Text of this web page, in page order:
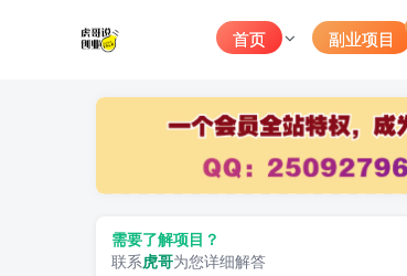
首页 副业项目
需要了解项目？
联系虎哥为您详细解答